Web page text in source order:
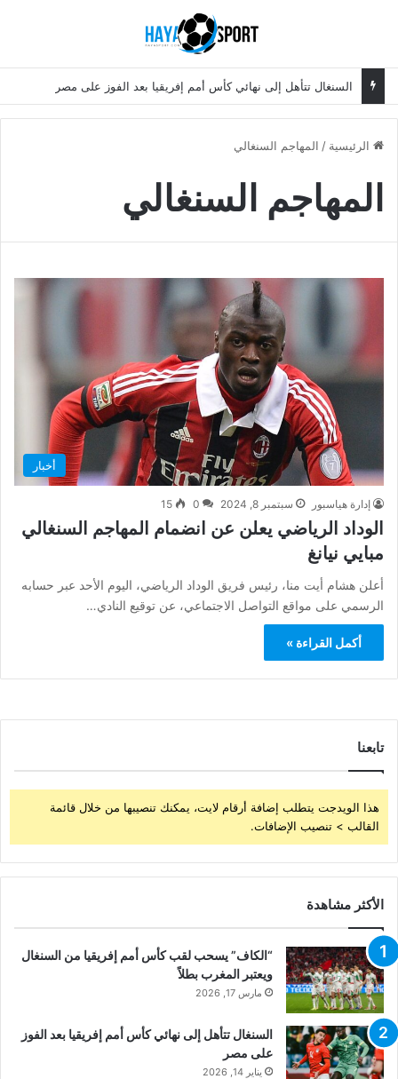
السنغال تتأهل إلى نهائي كأس أمم إفريقيا بعد الفوز على مصر
الرئيسية / المهاجم السنغالي
المهاجم السنغالي
أخبار
إدارة هياسبور سبتمبر 8, 2024 0
15
الوداد الرياضي يعلن عن انضمام المهاجم السنغالي
مبايي نيانغ
أعلن هشام أيت منا، رئيس فريق الوداد الرياضي، اليوم الأحد عبر حسابه
الرسمي على مواقع التواصل الاجتماعي، عن توقيع النادي…
أكمل القراءة »
تابعنا
هذا الويدجت يتطلب إضافة أرقام لايت، يمكنك تنصيبها من خلال قائمة
القالب > تنصيب الإضافات.
الأكثر مشاهدة
“الكاف” يسحب لقب كأس أمم إفريقيا من السنغال
ويعتبر المغرب بطلاً
مارس 17, 2026
السنغال تتأهل إلى نهائي كأس أمم إفريقيا بعد الفوز
على مصر
يناير 14, 2026